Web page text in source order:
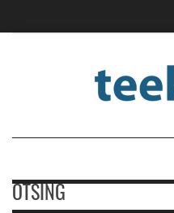
OTSING